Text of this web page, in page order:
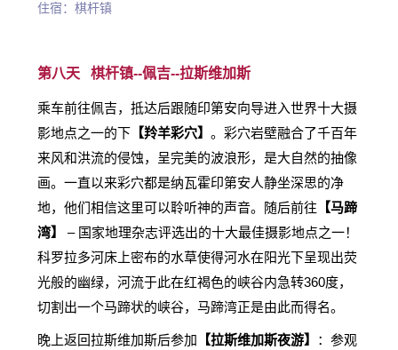
住宿：棋杆镇
第八天 棋杆镇--佩吉--拉斯维加斯
乘车前往佩吉，抵达后跟随印第安向导进入世界十大摄
影地点之一的下 【羚羊彩穴】 。彩穴岩壁融合了千百年
来风和洪流的侵蚀，呈完美的波浪形，是大自然的抽像
画。一直以来彩穴都是纳瓦霍印第安人静坐深思的净
地，他们相信这里可以聆听神的声音。随后前往 【马蹄
湾】
– 国家地理杂志评选出的十大最佳摄影地点之一！
科罗拉多河床上密布的水草使得河水在阳光下呈现出荧
光般的幽绿，河流于此在红褐色的峡谷内急转360度，
切割出一个马蹄状的峡谷，马蹄湾正是由此而得名。
晚上返回拉斯维加斯后参加 【拉斯维加斯夜游】
：参观